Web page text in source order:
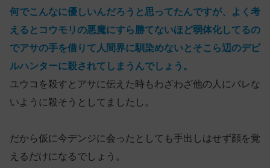
何でこんなに優しいんだろうと思ってたんですが、よく考
えるとコウモリの悪魔にすら勝てないほど弱体化してるの
でアサの手を借りて人間界に馴染めないとそこら辺のデビ
ルハンターに殺されてしまうんでしょう。
ユウコを殺すとアサに伝えた時もわざわざ他の人にバレな
いように殺そうとしてましたし。
だから仮に今デンジに会ったとしても手出しはせず顔を覚
えるだけになるでしょう。